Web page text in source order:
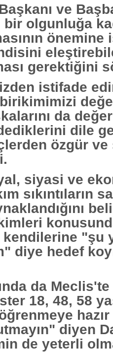
ve
olgunluğa
önemine
gerektiğini
istifade
da
dile
özgür
siyasi ve
sıkıntıların
kendilerine "şu
diye hedef
da
18, 48, 58
diyen
de yeterli